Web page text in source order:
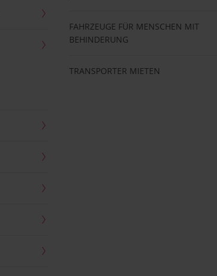
FAHRZEUGE FÜR MENSCHEN MIT
BEHINDERUNG
TRANSPORTER MIETEN